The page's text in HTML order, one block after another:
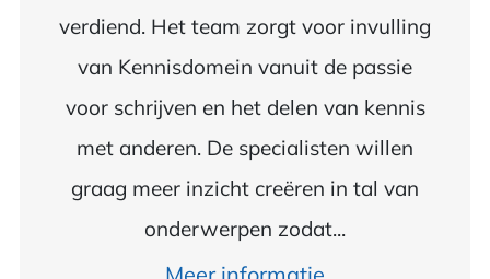
verdiend. Het team zorgt voor invulling
van Kennisdomein vanuit de passie
voor schrijven en het delen van kennis
met anderen. De specialisten willen
graag meer inzicht creëren in tal van
onderwerpen zodat...